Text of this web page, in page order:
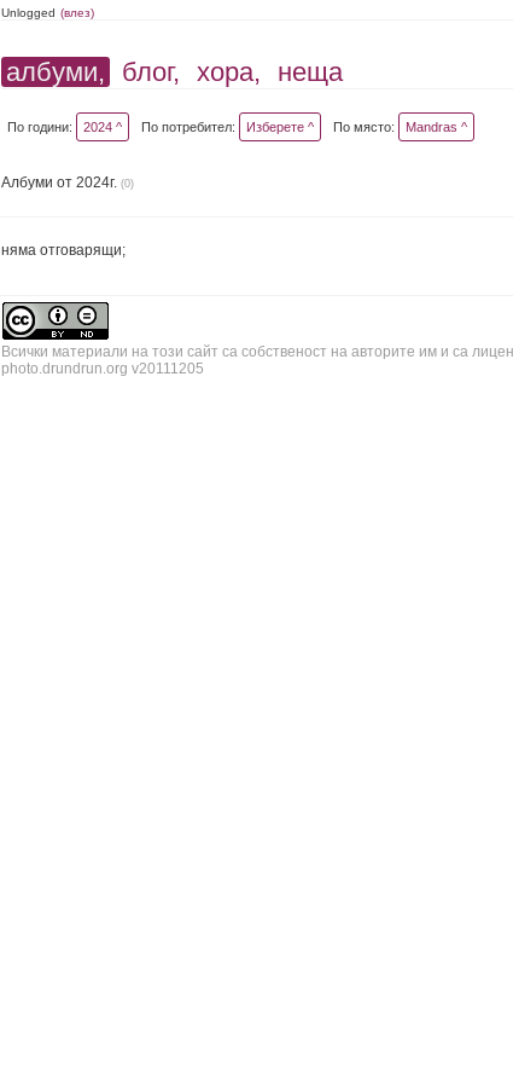
Unlogged (влез)
албуми, блог, хора, неща
По години: 2024 ^ По потребител: Изберете ^ По място: Mandras ^
Албуми от 2024г. (0)
няма отговарящи;
Всички материали на този сайт са собственост на авторите им и са
photo.drundrun.org v20111205